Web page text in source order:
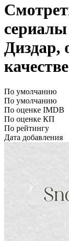
Диздар,
качестве
По умолчанию
По умолчанию
По оценке IMDB
По оценке КП
По рейтингу
Дата добавления